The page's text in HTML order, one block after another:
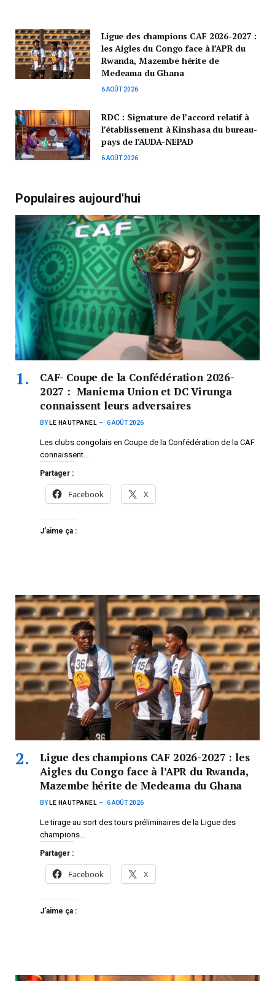
Ligue des champions CAF 2026-2027 :
les Aigles du Congo face à l’APR du
Rwanda, Mazembe hérite de
Medeama du Ghana
6 AOÛT 2026
RDC : Signature de l’accord relatif à
l’établissement à Kinshasa du bureau-
pays de l’AUDA-NEPAD
6 AOÛT 2026
Populaires aujourd'hui
CAF- Coupe de la Confédération 2026-
2027 : Maniema Union et DC Virunga
connaissent leurs adversaires
BY LE HAUTPANEL 6 AOÛT 2026
Les clubs congolais en Coupe de la Confédération de la CAF
connaissent…
Partager :
Facebook X
J’aime ça :
Ligue des champions CAF 2026-2027 : les
Aigles du Congo face à l’APR du Rwanda,
Mazembe hérite de Medeama du Ghana
BY LE HAUTPANEL 6 AOÛT 2026
Le tirage au sort des tours préliminaires de la Ligue des
champions…
Partager :
Facebook X
J’aime ça :